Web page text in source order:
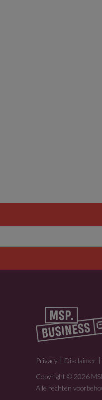
Privacy Disclaimer
Copyright © 2026
Alle rechten